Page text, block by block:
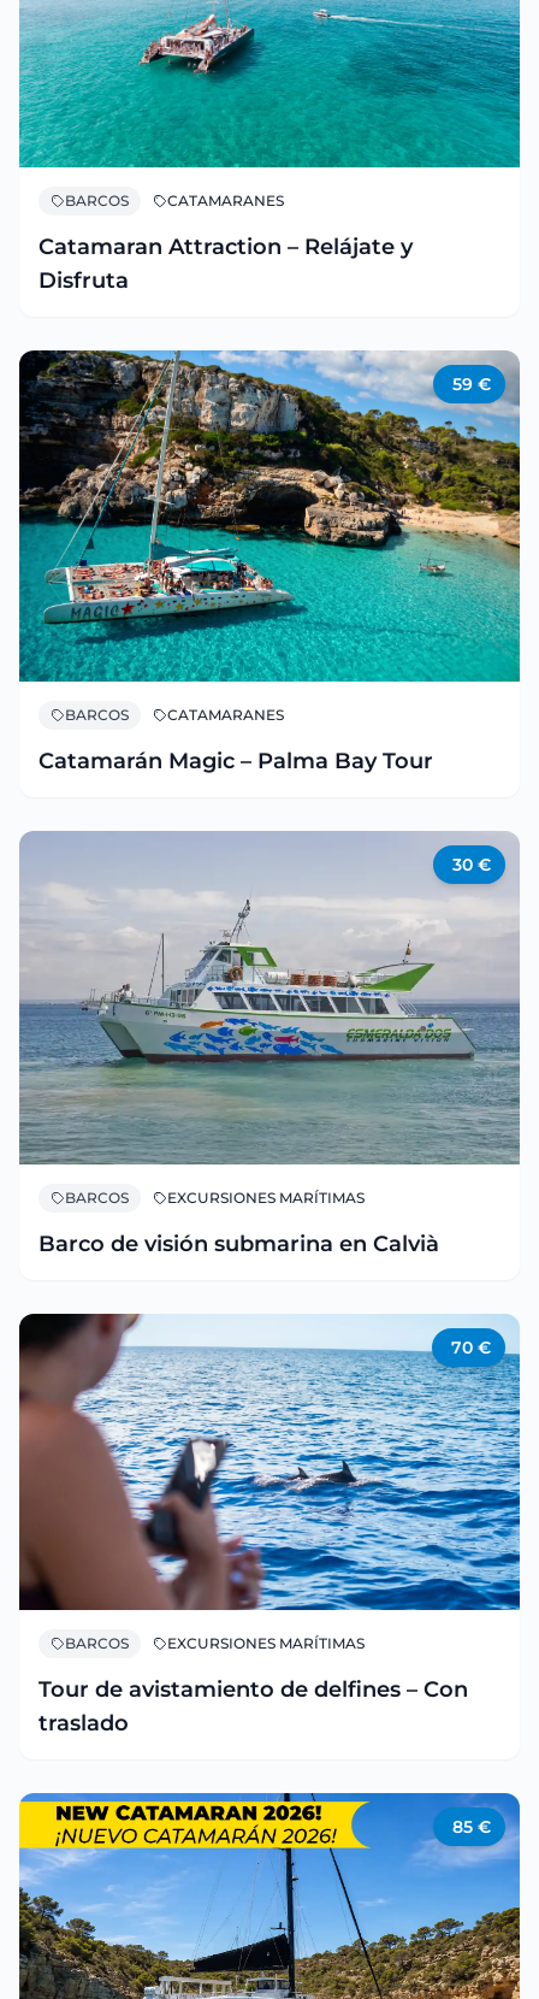
BARCOS CATAMARANES
Catamaran Attraction – Relájate y
Disfruta
59 €
BARCOS CATAMARANES
Catamarán Magic – Palma Bay Tour
30 €
BARCOS EXCURSIONES MARÍTIMAS
Barco de visión submarina en Calvià
70 €
BARCOS EXCURSIONES MARÍTIMAS
Tour de avistamiento de delfines – Con
traslado
85 €